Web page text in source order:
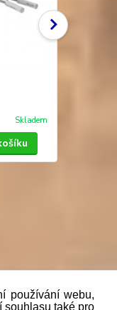
Skladem
používání webu,
souhlasu také pro